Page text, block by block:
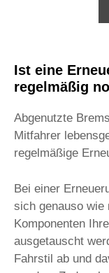
Ist eine
regelmäßig
Abgenutzte
Mitfahrer
regelmäßige
Bei einer
sich genauso wie
Komponenten
ausgetauscht
Fahrstil ab und